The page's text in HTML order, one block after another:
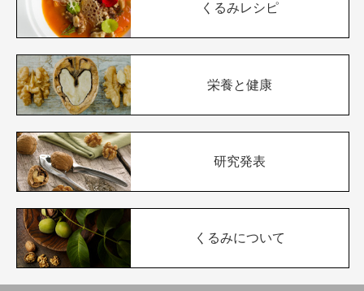
くるみレシピ
栄養と健康
研究発表
くるみについて